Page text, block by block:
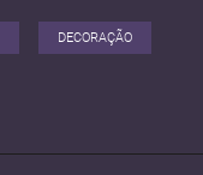
DECORAÇÃO